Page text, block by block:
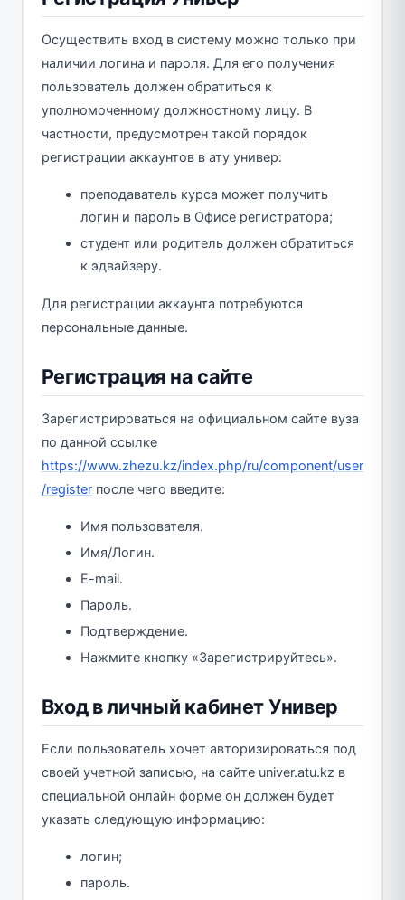
Осуществить вход в систему можно только при
наличии логина и пароля. Для его получения
пользователь должен обратиться к
уполномоченному должностному лицу. В
частности, предусмотрен такой порядок
регистрации аккаунтов в ату универ:
преподаватель курса может получить
логин и пароль в Офисе регистратора;
студент или родитель должен обратиться
к эдвайзеру.
Для регистрации аккаунта потребуются
персональные данные.
Регистрация на сайте
Зарегистрироваться на официальном сайте вуза
по данной ссылке
https://www.zhezu.kz/index.php/ru/component/user
/registerпосле чего введите:
Имя пользователя.
Имя/Логин.
E-mail.
Пароль.
Подтверждение.
Нажмите кнопку «Зарегистрируйтесь».
Вход в личный кабинет Универ
Если пользователь хочет авторизироваться под
своей учетной записью, на сайте univer.atu.kz в
специальной онлайн форме он должен будет
указать следующую информацию:
логин;
пароль.